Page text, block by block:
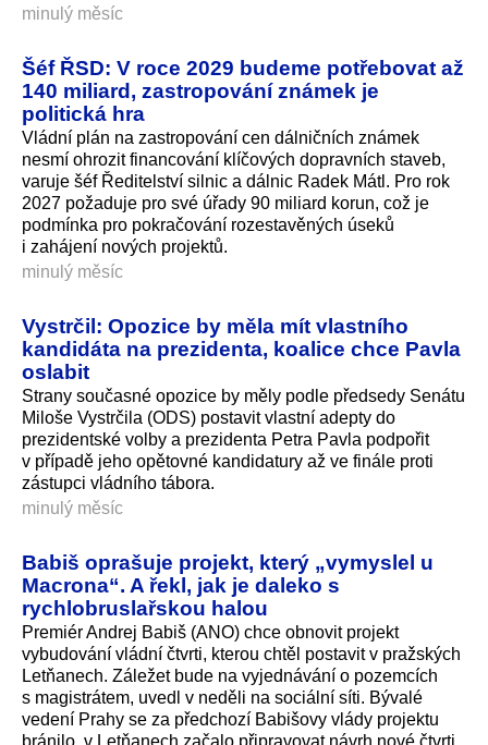
minulý měsíc
Šéf ŘSD: V roce 2029 budeme potřebovat až
140 miliard, zastropování známek je
politická hra
Vládní plán na zastropování cen dálničních známek
nesmí ohrozit financování klíčových dopravních staveb,
varuje šéf Ředitelství silnic a dálnic Radek Mátl. Pro rok
2027 požaduje pro své úřady 90 miliard korun, což je
podmínka pro pokračování rozestavěných úseků
i zahájení nových projektů.
minulý měsíc
Vystrčil: Opozice by měla mít vlastního
kandidáta na prezidenta, koalice chce Pavla
oslabit
Strany současné opozice by měly podle předsedy Senátu
Miloše Vystrčila (ODS) postavit vlastní adepty do
prezidentské volby a prezidenta Petra Pavla podpořit
v případě jeho opětovné kandidatury až ve finále proti
zástupci vládního tábora.
minulý měsíc
Babiš oprašuje projekt, který „vymyslel u
Macrona“. A řekl, jak je daleko s
rychlobruslařskou halou
Premiér Andrej Babiš (ANO) chce obnovit projekt
vybudování vládní čtvrti, kterou chtěl postavit v pražských
Letňanech. Záležet bude na vyjednávání o pozemcích
s magistrátem, uvedl v neděli na sociální síti. Bývalé
vedení Prahy se za předchozí Babišovy vlády projektu
bránilo, v Letňanech začalo připravovat návrh nové čtvrti